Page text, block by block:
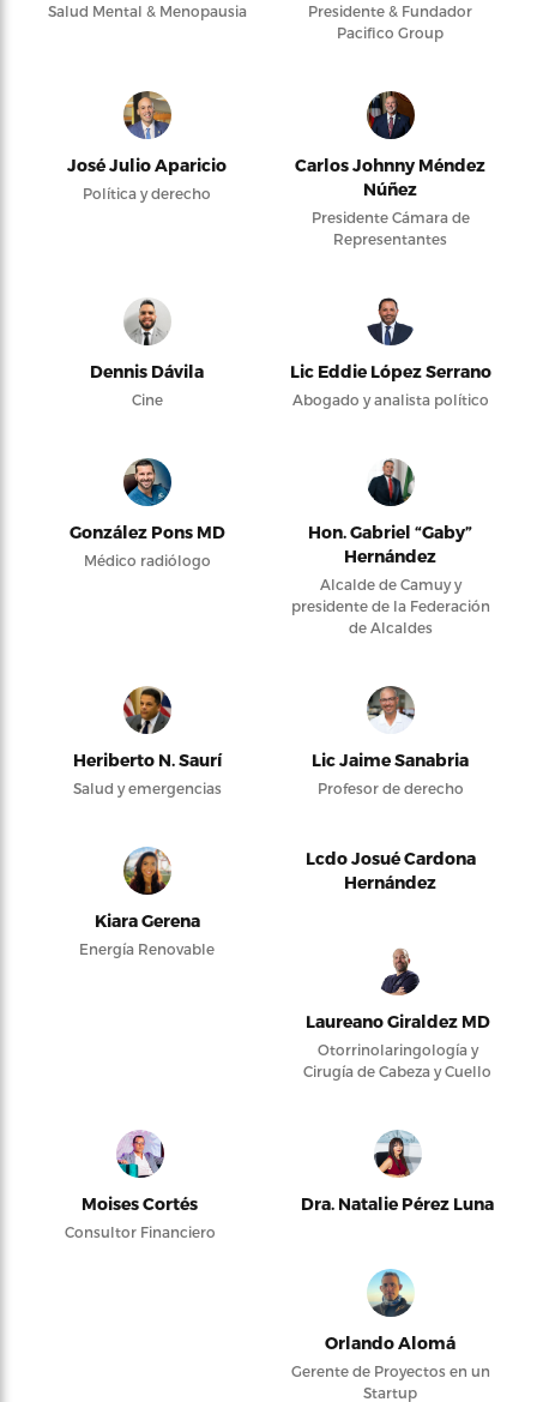
Salud Mental & Menopausia
Presidente & Fundador
Pacifico Group
José Julio Aparicio
Política y derecho
Carlos Johnny Méndez
Núñez
Presidente Cámara de
Representantes
Dennis Dávila
Cine
Lic Eddie López Serrano
Abogado y analista político
González Pons MD
Médico radiólogo
Hon. Gabriel “Gaby”
Hernández
Alcalde de Camuy y
presidente de la Federación
de Alcaldes
Heriberto N. Saurí
Salud y emergencias
Lic Jaime Sanabria
Profesor de derecho
Kiara Gerena
Energía Renovable
Lcdo Josué Cardona
Hernández
Laureano Giraldez MD
Otorrinolaringología y
Cirugía de Cabeza y Cuello
Moises Cortés
Consultor Financiero
Dra. Natalie Pérez Luna
Orlando Alomá
Gerente de Proyectos en un
Startup